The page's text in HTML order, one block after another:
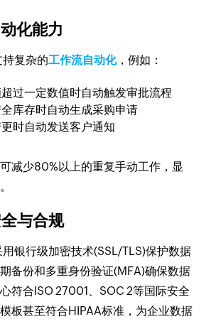
化能力
复杂的工作流自动化，例如：
过一定数值时自动触发审批流程
库存时自动生成采购申请
时自动发送客户通知
减少80%以上的重复手动工作，显
与合规
银行级加密技术(SSL/TLS)保护数据
备份和多重身份验证(MFA)确保数据
符合ISO 27001、SOC 2等国际安全
板甚至符合HIPAA标准，为企业数据